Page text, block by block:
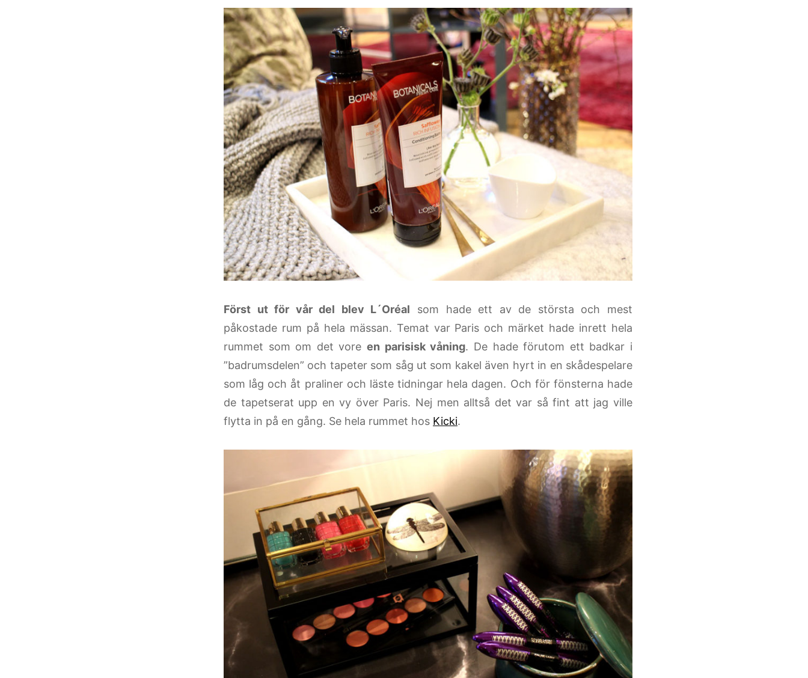
Först ut för vår del blev L´Oréal som hade ett av de största och mest
påkostade rum på hela mässan. Temat var Paris och märket hade inrett hela
rummet som om det voreen parisisk våning. De hade förutom ett badkar i
”badrumsdelen” och tapeter som såg ut som kakel även hyrt in en skådespelare
som låg och åt praliner och läste tidningar hela dagen. Och för fönsterna hade
de tapetserat upp en vy över Paris. Nej men alltså det var så fint att jag ville
flytta in på en gång. Se hela rummet hos Kicki.